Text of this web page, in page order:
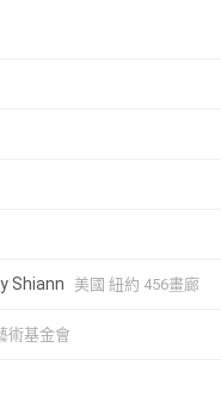
生的視覺或聽覺，切入生
至都市整體結構的前瞻
，藉由有機雕塑的結構
Shiann 美國 紐約 456畫廊
術基金會